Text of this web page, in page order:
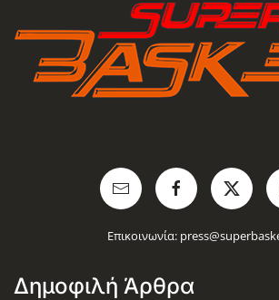
Επικοινωνία:
Δημοφιλή Άρθρα